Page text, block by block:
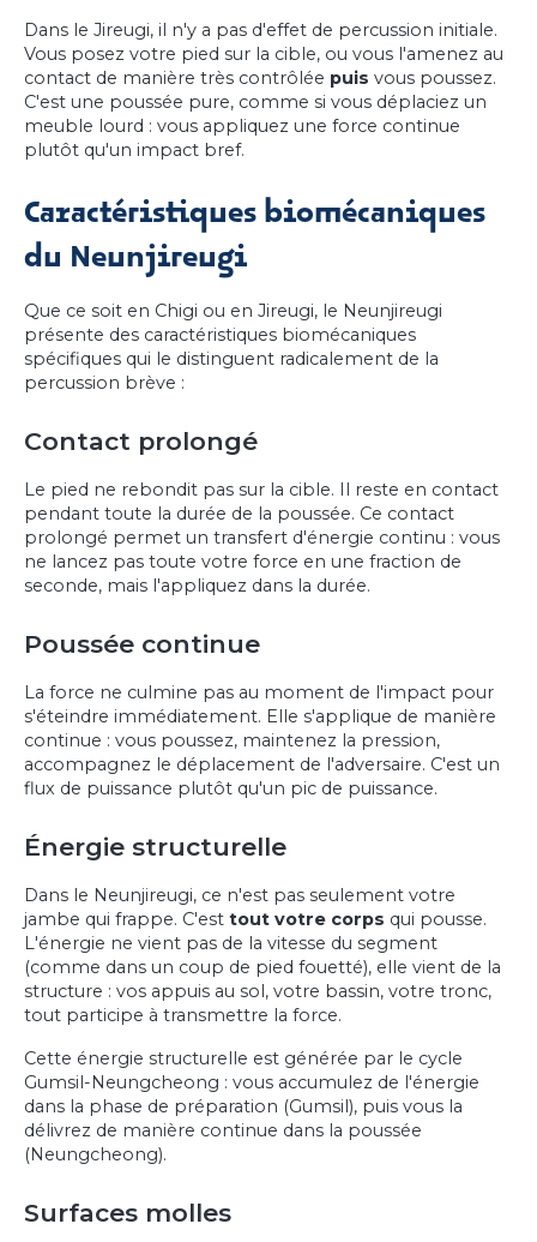
Dans le Jireugi, il n'y a pas d'effet de percussion initiale.
Vous posez votre pied sur la cible, ou vous l'amenez au
contact de manière très contrôlée puis vous poussez.
C'est une poussée pure, comme si vous déplaciez un
meuble lourd : vous appliquez une force continue
plutôt qu'un impact bref.
Caractéristiques biomécaniques
du Neunjireugi
Que ce soit en Chigi ou en Jireugi, le Neunjireugi
présente des caractéristiques biomécaniques
spécifiques qui le distinguent radicalement de la
percussion brève :
Contact prolongé
Le pied ne rebondit pas sur la cible. Il reste en contact
pendant toute la durée de la poussée. Ce contact
prolongé permet un transfert d'énergie continu : vous
ne lancez pas toute votre force en une fraction de
seconde, mais l'appliquez dans la durée.
Poussée continue
La force ne culmine pas au moment de l'impact pour
s'éteindre immédiatement. Elle s'applique de manière
continue : vous poussez, maintenez la pression,
accompagnez le déplacement de l'adversaire. C'est un
flux de puissance plutôt qu'un pic de puissance.
Énergie structurelle
Dans le Neunjireugi, ce n'est pas seulement votre
jambe qui frappe. C'est tout votre corps qui pousse.
L'énergie ne vient pas de la vitesse du segment
(comme dans un coup de pied fouetté), elle vient de la
structure : vos appuis au sol, votre bassin, votre tronc,
tout participe à transmettre la force.
Cette énergie structurelle est générée par le cycle
Gumsil-Neungcheong : vous accumulez de l'énergie
dans la phase de préparation (Gumsil), puis vous la
délivrez de manière continue dans la poussée
(Neungcheong).
Surfaces molles